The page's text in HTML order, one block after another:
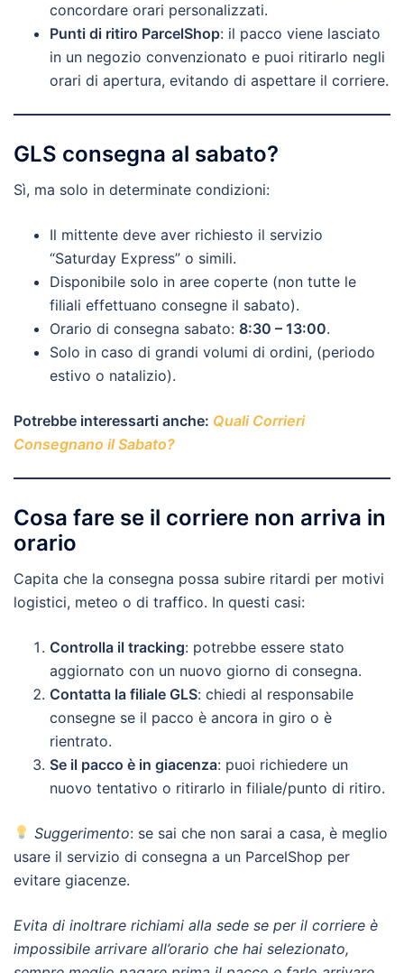
concordare orari personalizzati.
Punti di ritiro ParcelShop: il pacco viene lasciato
in un negozio convenzionato e puoi ritirarlo negli
orari di apertura, evitando di aspettare il corriere.
GLS consegna al sabato?
Sì, ma solo in determinate condizioni:
Il mittente deve aver richiesto il servizio
“Saturday Express” o simili.
Disponibile solo in aree coperte (non tutte le
filiali effettuano consegne il sabato).
Orario di consegna sabato: 8:30 – 13:00.
Solo in caso di grandi volumi di ordini, (periodo
estivo o natalizio).
Potrebbe interessarti anche: Quali Corrieri
Consegnano il Sabato?
Cosa fare se il corriere non arriva in
orario
Capita che la consegna possa subire ritardi per motivi
logistici, meteo o di traffico. In questi casi:
Controlla il tracking: potrebbe essere stato
aggiornato con un nuovo giorno di consegna.
Contatta la filiale GLS: chiedi al responsabile
consegne se il pacco è ancora in giro o è
rientrato.
Se il pacco è in giacenza: puoi richiedere un
nuovo tentativo o ritirarlo in filiale/punto di ritiro.
Suggerimento: se sai che non sarai a casa, è meglio
usare il servizio di consegna a un ParcelShop per
evitare giacenze.
Evita di inoltrare richiami alla sede se per il corriere è
impossibile arrivare all’orario che hai selezionato,